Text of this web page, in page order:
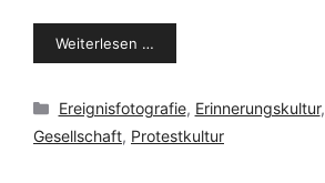
Weiterlesen …
Kategorien
Ereignisfotografie, Erinnerungskultur,
Gesellschaft, Protestkultur